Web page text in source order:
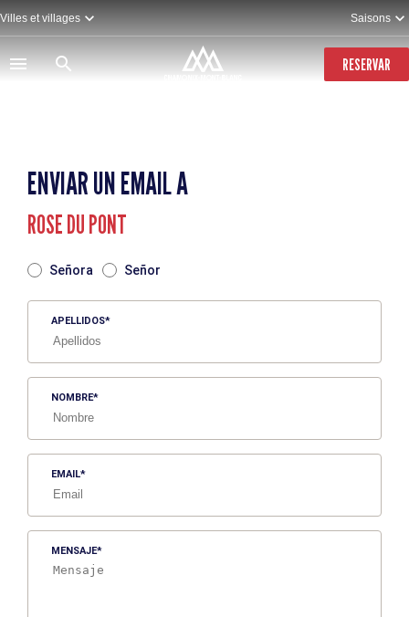
Pasar
al
contenido
principal
Villes et villages Saisons
RESERVAR
ENVIAR UN EMAIL A
ROSE DU PONT
Señora Señor
APELLIDOS
NOMBRE
EMAIL
MENSAJE